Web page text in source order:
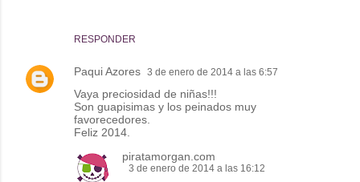
RESPONDER
Paqui Azores 3 de enero de 2014 a las 6:57
Vaya preciosidad de niñas!!!
Son guapisimas y los peinados muy
favorecedores.
Feliz 2014.
piratamorgan.com
3 de enero de 2014 a las 16:12